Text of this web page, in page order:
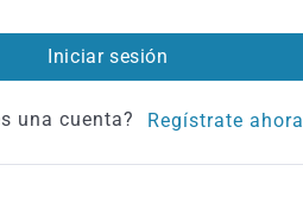
Iniciar sesión
una cuenta? Regístrate ahora